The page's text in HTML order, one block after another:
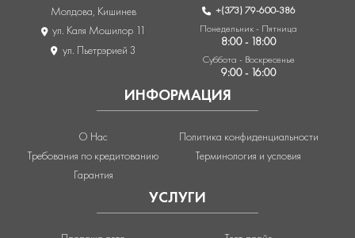
УСЛУГИ
ИНФОРМАЦИЯ
О Нас
Требования по кредитованию
Гарантия
Политика конфиденциальности
Терминология и условия
Молдова, Кишинев
ул. Каля Мошилор 11
ул. Пьетрэрией 3
+(373) 79-600-386
Понедельник - Пятница
8:00 - 18:00
Суббота - Воскресенье
9:00 - 16:00